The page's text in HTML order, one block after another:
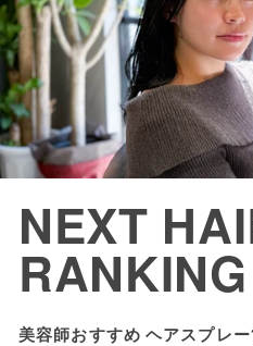
NEXT
美容師おすすめ ヘアスプレ